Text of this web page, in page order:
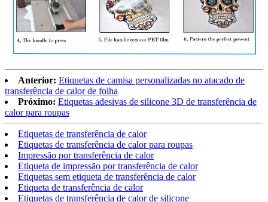
Anterior: Etiquetas de camisa personalizadas no atacado de
transferência de calor de folha
Próximo: Etiquetas adesivas de silicone 3D de transferência de
calor para roupas
Etiquetas de transferência de calor
Etiquetas de transferência de calor para roupas
Impressão por transferência de calor
Etiqueta de impressão por transferência de calor
Etiquetas sem etiqueta de transferência de calor
Etiqueta de transferência de calor
Etiquetas de transferência de calor de silicone